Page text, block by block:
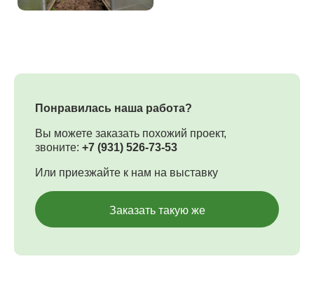
Понравилась наша работа?
Вы можете заказать похожий проект,
звоните: +7 (931) 526-73-53
Или приезжайте к нам на выставку
Заказать такую же